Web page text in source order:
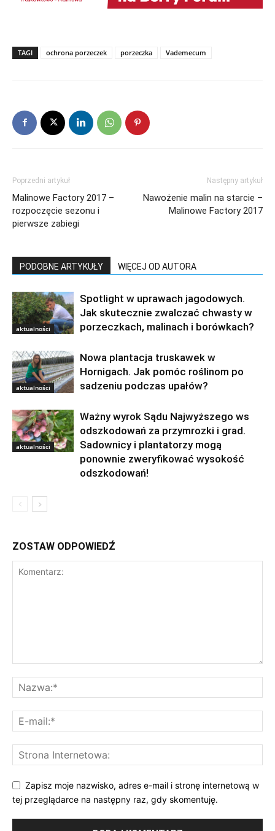
TAGI ochrona porzeczek porzeczka Vademecum
Poprzedni artykuł
Malinowe Factory 2017 –
rozpoczęcie sezonu i
pierwsze zabiegi
Następny artykuł
Nawożenie malin na starcie –
Malinowe Factory 2017
PODOBNE ARTYKUŁY WIĘCEJ OD AUTORA
aktualności
Spotlight w uprawach jagodowych.
Jak skutecznie zwalczać chwasty w
porzeczkach, malinach i borówkach?
aktualności
Nowa plantacja truskawek w
Hornigach. Jak pomóc roślinom po
sadzeniu podczas upałów?
aktualności
Ważny wyrok Sądu Najwyższego ws
odszkodowań za przymrozki i grad.
Sadownicy i plantatorzy mogą
ponownie zweryfikować wysokość
odszkodowań!
ZOSTAW ODPOWIEDŹ
Zapisz moje nazwisko, adres e-mail i stronę internetową w
tej przeglądarce na następny raz, gdy skomentuję.